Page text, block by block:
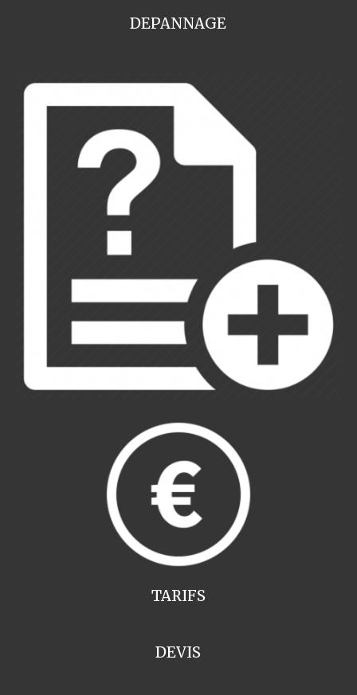
DEPANNAGE
TARIFS
DEVIS